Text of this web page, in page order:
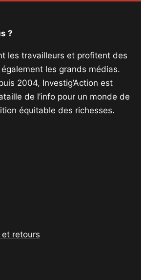
?
les travailleurs et profitent des
les grands médias.
2004, Investig’Action est
de l’info pour un monde de
équitable des richesses.
et retours